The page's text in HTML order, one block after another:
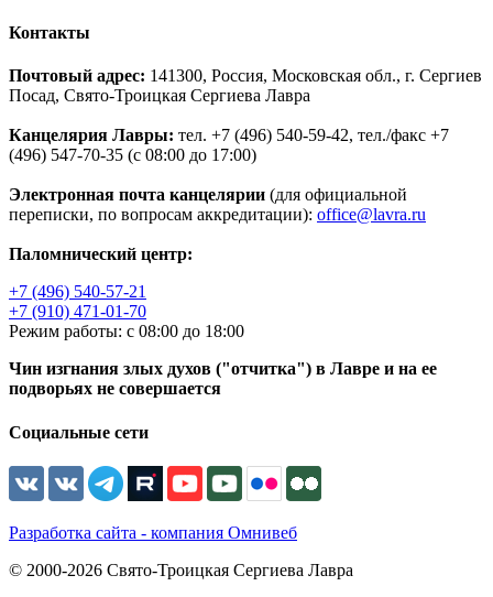
Контакты
Почтовый адрес: 141300, Россия, Московская обл., г. Сергиев
Посад, Свято-Троицкая Сергиева Лавра
Канцелярия Лавры: тел. +7 (496) 540-59-42, тел./факс +7
(496) 547-70-35 (с 08:00 до 17:00)
Электронная почта канцелярии (для официальной
переписки, по вопросам аккредитации): office@lavra.ru
Паломнический центр:
+7 (496) 540-57-21
+7 (910) 471-01-70
Режим работы: с 08:00 до 18:00
Чин изгнания злых духов ("отчитка") в Лавре и на ее
подворьях не совершается
Социальные сети
Разработка сайта - компания Омнивеб
© 2000-2026 Свято-Троицкая Сергиева Лавра